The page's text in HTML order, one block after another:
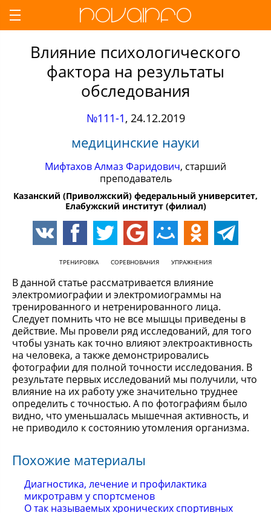
Влияние психологического
фактора на результаты
обследования
№111-1, 24.12.2019
медицинские науки
Мифтахов Алмаз Фаридович, старший
преподаватель
Казанский (Приволжский) федеральный университет,
Елабужский институт (филиал)
ТРЕНИРОВКА СОРЕВНОВАНИЯ УПРАЖНЕНИЯ
В данной статье рассматривается влияние
электромиографии и электромиограммы на
тренированного и нетренированного лица.
Следует помнить что не все мышцы приведены в
действие. Мы провели ряд исследований, для того
чтобы узнать как точно влияют электроактивность
на человека, а также демонстрировались
фотографии для полной точности исследования. В
результате первых исследований мы получили, что
влияние на их работу уже значительно труднее
определить с точностью. А по фотографиям было
видно, что уменьшалась мышечная активность, и
не приводило к состоянию утомления организма.
Похожие материалы
Диагностика, лечение и профилактика
микротравм у спортсменов
О так называемых хронических спортивных